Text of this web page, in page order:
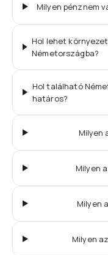
Milyen pénznem
Hol lehet
Németországba?
Hol található
határos?
Milyen
Milyen
Milyen
Milyen